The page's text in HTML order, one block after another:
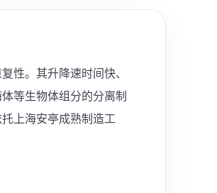
性。其升降速时间快、
等生物体组分的分离制
上海安亭成熟制造工